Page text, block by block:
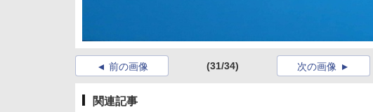
前の画像 (31/34) 次の画像
関連記事